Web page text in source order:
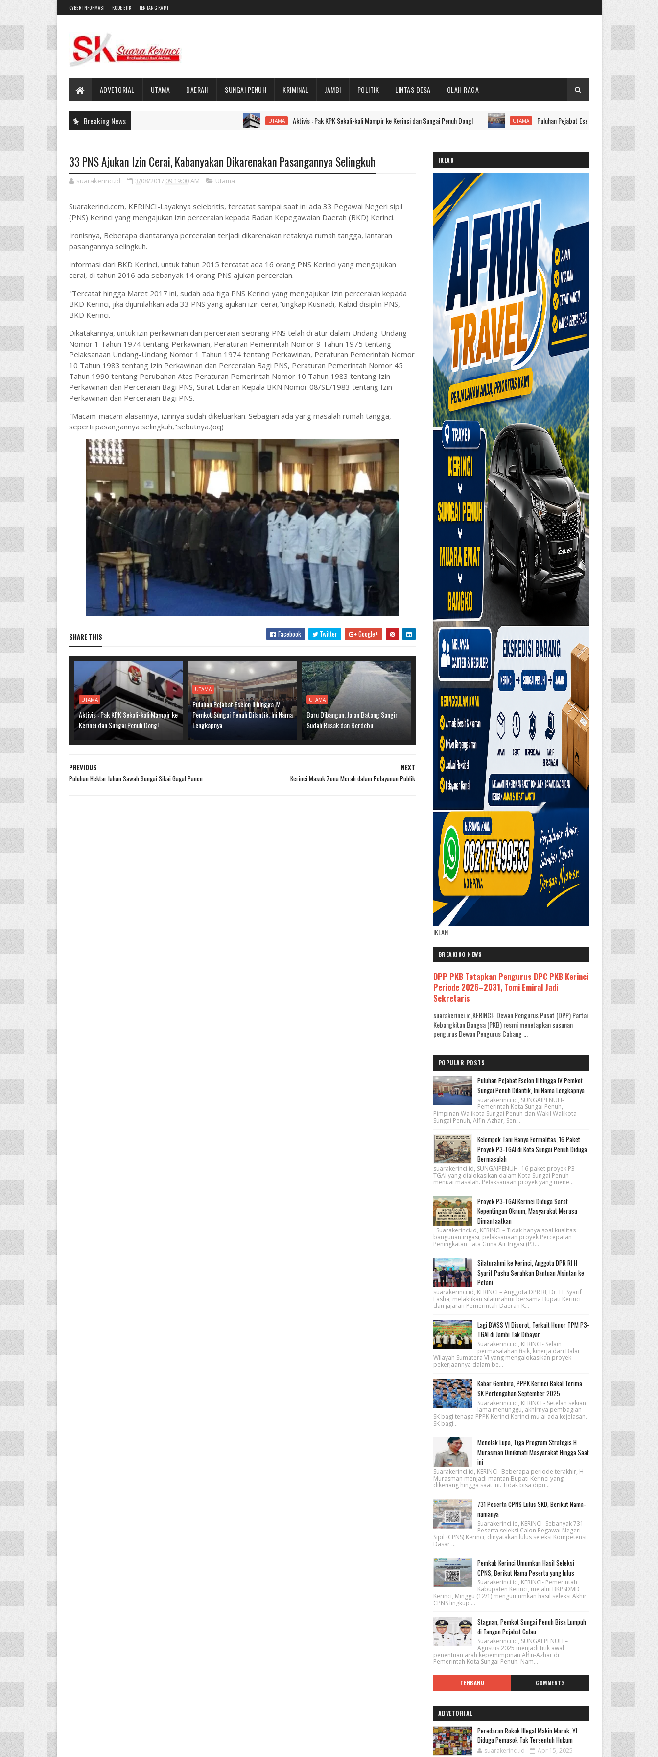
CYBER INFORMASI KODE ETIK TENTANG KAMI
ADVETORIAL UTAMA DAERAH SUNGAI PENUH KRIMINAL JAMBI POLITIK LINTAS DESA OLAH RAGA
Breaking News UTAMA Aktivis : Pak KPK Sekali-kali Mampir ke Kerinci dan Sungai Penuh Dong! UTAMA Puluhan Pejabat Eselon II hingga IV Pemkot Sungai Penuh
33 PNS Ajukan Izin Cerai, Kabanyakan Dikarenakan Pasangannya Selingkuh
suarakerinci.id 3/08/2017 09:19:00 AM Utama
Suarakerinci.com, KERINCI-Layaknya selebritis, tercatat sampai saat ini ada 33 Pegawai Negeri sipil
(PNS) Kerinci yang mengajukan izin perceraian kepada Badan Kepegawaian Daerah (BKD) Kerinci.
Ironisnya, Beberapa diantaranya perceraian terjadi dikarenakan retaknya rumah tangga, lantaran
pasangannya selingkuh.
Informasi dari BKD Kerinci, untuk tahun 2015 tercatat ada 16 orang PNS Kerinci yang mengajukan
cerai, di tahun 2016 ada sebanyak 14 orang PNS ajukan perceraian.
"Tercatat hingga Maret 2017 ini, sudah ada tiga PNS Kerinci yang mengajukan izin perceraian kepada
BKD Kerinci, jika dijumlahkan ada 33 PNS yang ajukan izin cerai,"ungkap Kusnadi, Kabid disiplin PNS,
BKD Kerinci.
Dikatakannya, untuk izin perkawinan dan perceraian seorang PNS telah di atur dalam Undang-Undang
Nomor 1 Tahun 1974 tentang Perkawinan, Peraturan Pemerintah Nomor 9 Tahun 1975 tentang
Pelaksanaan Undang-Undang Nomor 1 Tahun 1974 tentang Perkawinan, Peraturan Pemerintah Nomor
10 Tahun 1983 tentang Izin Perkawinan dan Perceraian Bagi PNS, Peraturan Pemerintah Nomor 45
Tahun 1990 tentang Perubahan Atas Peraturan Pemerintah Nomor 10 Tahun 1983 tentang Izin
Perkawinan dan Perceraian Bagi PNS, Surat Edaran Kepala BKN Nomor 08/SE/1983 tentang Izin
Perkawinan dan Perceraian Bagi PNS.
"Macam-macam alasannya, izinnya sudah dikeluarkan. Sebagian ada yang masalah rumah tangga,
seperti pasangannya selingkuh,"sebutnya.(oq)
SHARE THIS Facebook Twitter Google+
UTAMA
Aktivis : Pak KPK Sekali-kali Mampir ke
Kerinci dan Sungai Penuh Dong!
UTAMA
Puluhan Pejabat Eselon II hingga IV
Pemkot Sungai Penuh Dilantik, Ini Nama
Lengkapnya
UTAMA
Baru Dibangun, Jalan Batang Sangir
Sudah Rusak dan Berdebu
NEXT
Kerinci Masuk Zona Merah dalam Pelayanan Publik
PREVIOUS
Puluhan Hektar lahan Sawah Sungai Sikai Gagal Panen
IKLAN
IKLAN
BREAKING NEWS
DPP PKB Tetapkan Pengurus DPC PKB Kerinci
Periode 2026–2031, Tomi Emiral Jadi
Sekretaris
suarakerinci.id,KERINCI- Dewan Pengurus Pusat (DPP) Partai
Kebangkitan Bangsa (PKB) resmi menetapkan susunan
pengurus Dewan Pengurus Cabang ...
POPULAR POSTS
Puluhan Pejabat Eselon II hingga IV Pemkot
Sungai Penuh Dilantik, Ini Nama Lengkapnya
suarakerinci.id, SUNGAIPENUH-
Pemerintah Kota Sungai Penuh,
Pimpinan Walikota Sungai Penuh dan Wakil Walikota
Sungai Penuh, Alfin-Azhar, Sen...
Kelompok Tani Hanya Formalitas, 16 Paket
Proyek P3-TGAI di Kota Sungai Penuh Diduga
Bermasalah
suarakerinci.id, SUNGAIPENUH- 16 paket proyek P3-
TGAI yang dialokasikan dalam Kota Sungai Penuh
menuai masalah. Pelaksanaan proyek yang mene...
Proyek P3-TGAI Kerinci Diduga Sarat
Kepentingan Oknum, Masyarakat Merasa
Dimanfaatkan
Suarakerinci.id, KERINCI – Tidak hanya soal kualitas
bangunan irigasi, pelaksanaan proyek Percepatan
Peningkatan Tata Guna Air Irigasi (P3...
Silaturahmi ke Kerinci, Anggota DPR RI H
Syarif Pasha Serahkan Bantuan Alsintan ke
Petani
suarakerinci.id, KERINCI – Anggota DPR RI, Dr. H. Syarif
Fasha, melakukan silaturahmi bersama Bupati Kerinci
dan jajaran Pemerintah Daerah K...
Lagi BWSS VI Disorot, Terkait Honor TPM P3-
TGAI di Jambi Tak Dibayar
Suarakerinci.id, KERINCI- Selain
permasalahan fisik, kinerja dari Balai
Wilayah Sumatera VI yang mengalokasikan proyek
pekerjaannya dalam be...
Kabar Gembira, PPPK Kerinci Bakal Terima
SK Pertengahan September 2025
Suarakerinci.id, KERINCI - Setelah sekian
lama menunggu, akhirnya pembagian
SK bagi tenaga PPPK Kerinci Kerinci mulai ada kejelasan.
SK bagi...
Menolak Lupa, Tiga Program Strategis H
Murasman Dinikmati Masyarakat Hingga Saat
ini
Suarakerinci.id, KERINCI- Beberapa periode terakhir, H
Murasman menjadi mantan Bupati Kerinci yang
dikenang hingga saat ini. Tidak bisa dipu...
731 Peserta CPNS Lulus SKD, Berikut Nama-
namanya
Suarakerinci.id, KERINCI- Sebanyak 731
Peserta seleksi Calon Pegawai Negeri
Sipil (CPNS) Kerinci, dinyatakan lulus seleksi Kompetensi
Dasar ...
Pemkab Kerinci Umumkan Hasil Seleksi
CPNS, Berikut Nama Peserta yang lulus
Suarakerinci.id, KERINCI- Pemerintah
Kabupaten Kerinci, melalui BKPSDMD
Kerinci, Minggu (12/1) mengumumkan hasil seleksi Akhir
CPNS lingkup ...
Stagnan, Pemkot Sungai Penuh Bisa Lumpuh
di Tangan Pejabat Galau
Suarakerinci.id, SUNGAI PENUH –
Agustus 2025 menjadi titik awal
penentuan arah kepemimpinan Alfin-Azhar di
Pemerintah Kota Sungai Penuh. Nam...
TERBARU COMMENTS
ADVETORIAL
Peredaran Rokok Illegal Makin Marak, YI
Diduga Pemasok Tak Tersentuh Hukum
suarakerinci.id Apr 15, 2025